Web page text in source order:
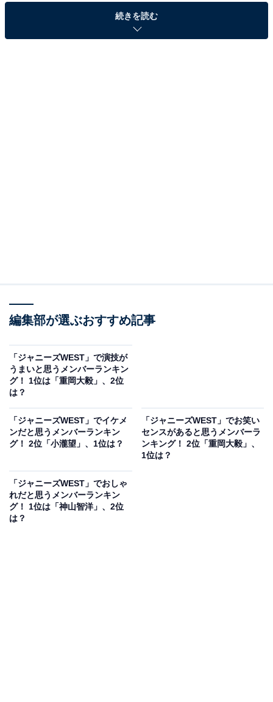
All About ニュース編集部は8月3日～9月2日、全国10～
好評で、ドラマ以外にも舞台などで活躍しています。
く、『痛快TV スカッとジャパン』（フジテレビ系）の
企画「スカッとカラオケ」で美声を披露。さらに、2022
年5月には『千鳥の鬼レンチャン』（フジテレビ系）の
人気企画「サビだけカラオケ」に挑戦し大活躍します。
テレビ東京系の音楽特番『テレ東音楽祭2022夏』では、
TOKIOの国分太一さんが作詞・作曲した「テレ東音楽祭
回答者からは、「鬼連チャン見た時に上手いなぁと思い
ました」（大阪府・30代女性）、「見た目からは想像で
続きを読む
編集部が選ぶおすすめ記事
「ジャニーズWEST」で演技が
うまいと思うメンバーランキン
グ！ 1位は「重岡大毅」、2位
は？
「ジャニーズWEST」でイケメ
ンだと思うメンバーランキン
グ！ 2位「小瀧望」、1位は？
「ジャニーズWEST」でお笑い
センスがあると思うメンバーラ
ンキング！ 2位「重岡大毅」、
1位は？
「ジャニーズWEST」でおしゃ
れだと思うメンバーランキン
グ！ 1位は「神山智洋」、2位
は？